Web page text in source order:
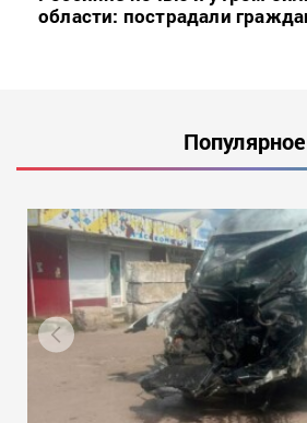
области: пострадали
Популярное